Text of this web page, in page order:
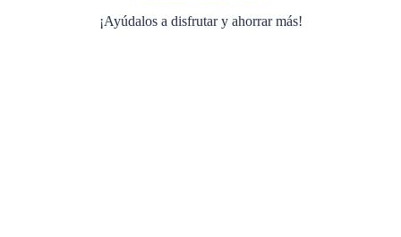
¡Ayúdalos a disfrutar y ahorrar más!